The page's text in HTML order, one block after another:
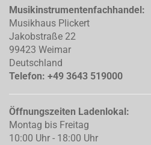
Musikinstrumentenfachhandel:
Musikhaus Plickert
Jakobstraße 22
99423 Weimar
Deutschland
Telefon: +49 3643 519000
Öffnungszeiten Ladenlokal:
Montag bis Freitag
10:00 Uhr - 18:00 Uhr